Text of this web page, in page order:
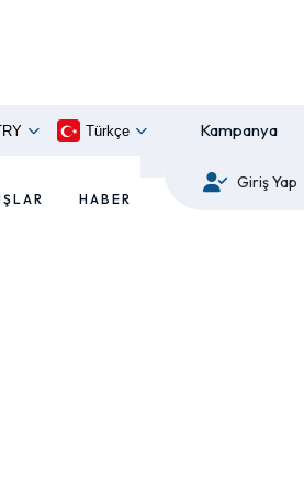
Türkçe Kampanya
HABER
Giriş Yap